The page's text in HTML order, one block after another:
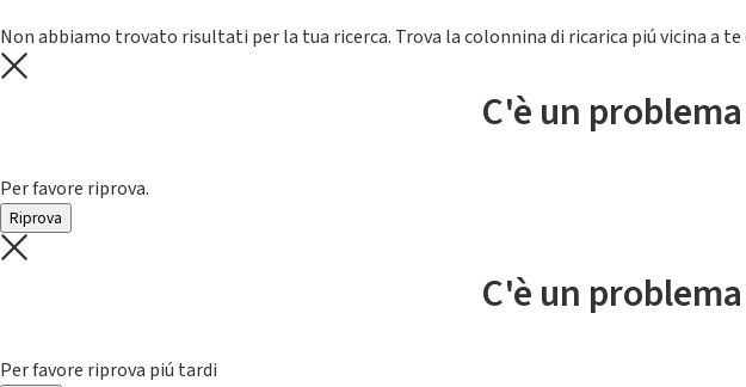
Non abbiamo trovato risultati per la tua ricerca. Trova la colonnina di ricarica piú vicina a
C'è un
Per favore riprova.
Riprova
C'è un
Per favore riprova piú tardi